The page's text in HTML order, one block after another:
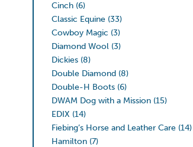
Cinch (6)
Classic Equine (33)
Cowboy Magic (3)
Diamond Wool (3)
Dickies (8)
Double Diamond (8)
Double-H Boots (6)
DWAM Dog with a Mission (15)
EDIX (14)
Fiebing’s Horse and Leather Care (14)
Hamilton (7)